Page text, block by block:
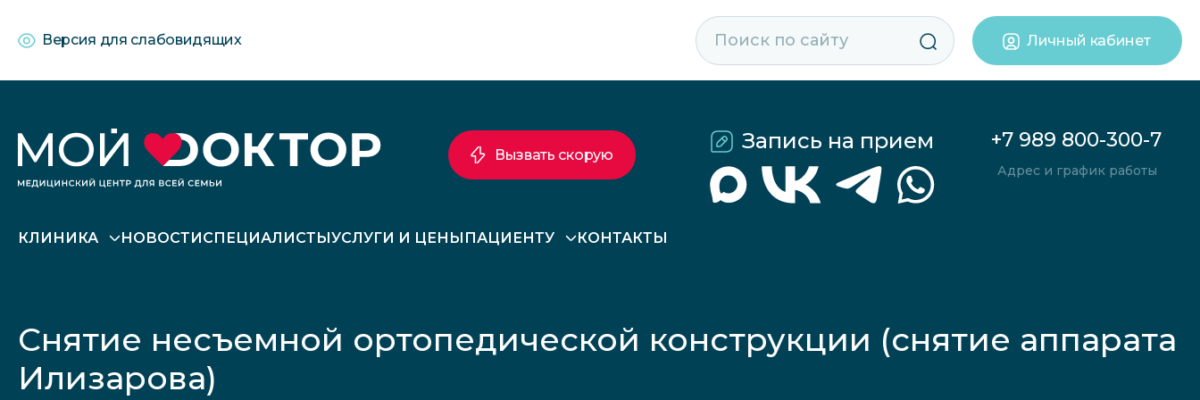
Версия для слабовидящих Личный кабинет
Запись на прием +7 989 800-300-7
Адрес и график работы
КЛИНИКА НОВОСТИСПЕЦИАЛИСТЫУСЛУГИ И ЦЕНЫ ПАЦИЕНТУ КОНТАКТЫ
Вызвать скорую
Снятие несъемной ортопедической конструкции (снятие аппарата
Илизарова)